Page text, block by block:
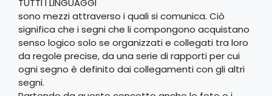
TUTTI I LINGUAGGI
sono mezzi attraverso i quali si comunica. Ciò
significa che i segni che li compongono acquistano
senso logico solo se organizzati e collegati tra loro
da regole precise, da una serie di rapporti per cui
ogni segno è definito dai collegamenti con gli altri
segni.